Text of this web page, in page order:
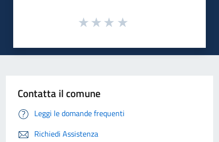
Contatta il comune
Leggi le domande frequenti
Richiedi Assistenza